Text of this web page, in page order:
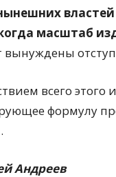
масштаб
вынуждены
всего
формулу
Андреев